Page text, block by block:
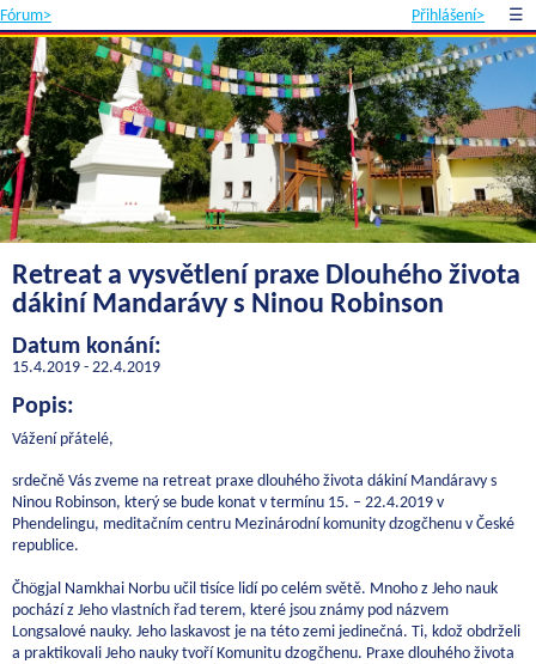
Fórum> Přihlášení> ☰
Retreat a vysvětlení praxe Dlouhého života
dákiní Mandarávy s Ninou Robinson
Datum konání:
15.4.2019 - 22.4.2019
Popis:
Vážení přátelé,
srdečně Vás zveme na retreat praxe dlouhého života dákiní Mandáravy s
Ninou Robinson, který se bude konat v termínu 15. – 22.4.2019 v
Phendelingu, meditačním centru Mezinárodní komunity dzogčhenu v České
republice.
Čhögjal Namkhai Norbu učil tisíce lidí po celém světě. Mnoho z Jeho nauk
pochází z Jeho vlastních řad terem, které jsou známy pod názvem
Longsalové nauky. Jeho laskavost je na této zemi jedinečná. Ti, kdož obdrželi
a praktikovali Jeho nauky tvoří Komunitu dzogčhenu. Praxe dlouhého života